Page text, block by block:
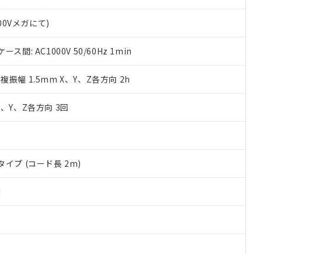
メガにて)
ース間: AC1000V 50/60Hz 1min
振幅 1.5mm X、Y、Z各方向 2h
Y、Z各方向 3回
イプ (コード長 2m)
ている必要があります。
お客様が当ウェブサイト上で当社にご登録された部品リストについて、当社および
が、当社の製品・サービスに関するお客様との取引・商談に必要な範囲で利用する
さい。
※当社の共同利用者とは、"個人情報の共同利用に関して"
含有証明書ダウンロード
の非含有証明書をダウンロードすることができます。
質の非含有証明書（当社基準）
明書は発行日時点で非含有を証明するもので、過去に遡って非含有を証明するも
当社にて対応品への在庫切替を完了していることから、特段のことがない限り、
愛しております。
」：通常の使用状況下において有害物質が外部に漏えいし、環境に深刻な影響を及
ます。
合意する
機器販売店・当社販売員にご確認ください)
受注生産機種、また在庫状況の情報を公開していない機種